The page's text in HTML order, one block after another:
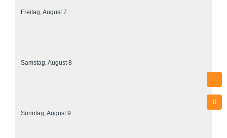
Freitag,August7
Samstag,August8
Sonntag,August9